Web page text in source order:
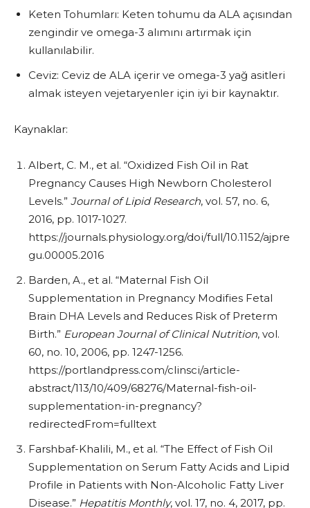
Keten Tohumları: Keten tohumu da ALA açısından
zengindir ve omega-3 alımını artırmak için
kullanılabilir.
Ceviz: Ceviz de ALA içerir ve omega-3 yağ asitleri
almak isteyen vejetaryenler için iyi bir kaynaktır.
Kaynaklar:
Albert, C. M., et al. “Oxidized Fish Oil in Rat
Pregnancy Causes High Newborn Cholesterol
Levels.” Journal of Lipid Research, vol. 57, no. 6,
2016, pp. 1017-1027.
https://journals.physiology.org/doi/full/10.1152/ajpre
gu.00005.2016
Barden, A., et al. “Maternal Fish Oil
Supplementation in Pregnancy Modifies Fetal
Brain DHA Levels and Reduces Risk of Preterm
Birth.” European Journal of Clinical Nutrition, vol.
60, no. 10, 2006, pp. 1247-1256.
https://portlandpress.com/clinsci/article-
abstract/113/10/409/68276/Maternal-fish-oil-
supplementation-in-pregnancy?
redirectedFrom=fulltext
Farshbaf-Khalili, M., et al. “The Effect of Fish Oil
Supplementation on Serum Fatty Acids and Lipid
Profile in Patients with Non-Alcoholic Fatty Liver
Disease.” Hepatitis Monthly, vol. 17, no. 4, 2017, pp.